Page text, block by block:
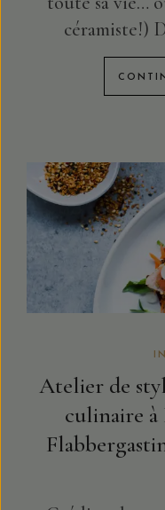
céramiste!)
Atelier de
culinaire à